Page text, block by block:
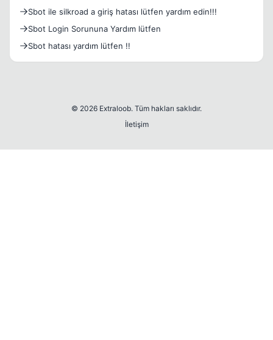
lütfen )
Sbot ile silkroad a giriş hatası lütfen yardım edin!!!
Sbot Login Sorununa Yardım lütfen
Sbot hatası yardım lütfen !!
© 2026 Extraloob. Tüm hakları saklıdır.
İletişim